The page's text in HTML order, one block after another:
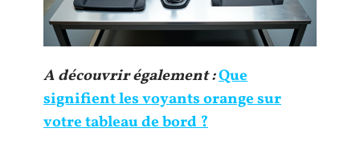
A découvrir également :Que
signifient les voyants orange sur
votre tableau de bord ?